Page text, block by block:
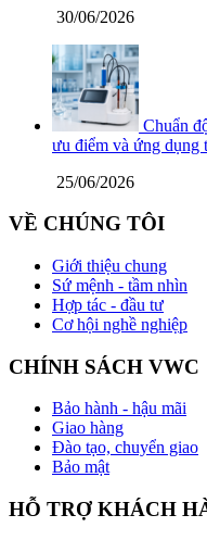
30/06/2026
Chuẩn
ưu điểm và ứng dụng
25/06/2026
VỀ CHÚNG TÔI
Giới thiệu chung
Sứ mệnh - tầm nhìn
Hợp tác - đầu tư
Cơ hội nghề nghiệp
CHÍNH SÁCH VWC
Bảo hành - hậu mãi
Giao hàng
Đào tạo, chuyển giao
Bảo mật
HỖ TRỢ KHÁCH